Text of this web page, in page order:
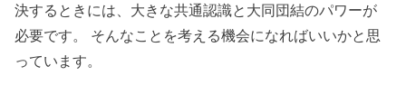
決するときには、大きな共通認識と大同団結のパワーが
必要です。 そんなことを考える機会になればいいかと思
っています。